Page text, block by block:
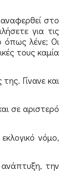
στο
για τις
όπως λένε; Οι
τους καμία
Γίνανε και
σε αριστερό
νόμο,
την